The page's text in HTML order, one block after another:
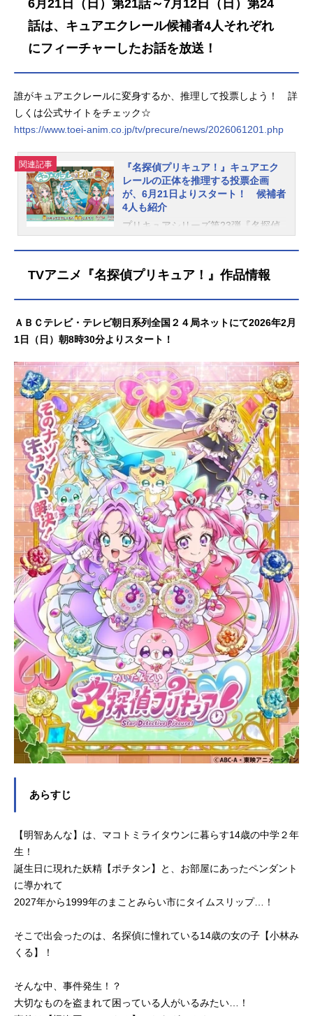
6月21日（日）第21話～7月12日（日）第24
話は、キュアエクレール候補者4人それぞれ
にフィーチャーしたお話を放送！
誰がキュアエクレールに変身するか、推理して投票しよう！ 詳
しくは公式サイトをチェック☆
https://www.toei-anim.co.jp/tv/precure/news/2026061201.php
関連記事
『名探偵プリキュア！』キュアエク
レールの正体を推理する投票企画
が、6月21日よりスタート！ 候補者
4人も紹介
プリキュアシリーズ第23弾『名探偵
026年2月1日（日）朝8時30分より放
エクレール編がスタートします！こ
のたび、そのキュアエクレールの正
体が誰なのかを推理して投票する、
ました。＜以下、公式発表の内容を
引用して掲載しています＞キュアエ
クレールの正体は誰!? 候補者は４
人、誰がキュアエクレールか推理し
て投票しよう！「名探偵プリキュ
ア！」キービジュアルにも描かれて
いるものの、謎に包まれたままだっ
たキュアエクレール。ずっと誰がキ
ュアエクレールか隠されてきました
が、ついに7月19日（日）放送の第2
5話で正体が明らかになります！キュ
アエクレールの候補者は、これまで
作品の中でも活躍している4人のキャ
ラクターたち。果たして4人の中の誰
がキュアエクレールに変身するの
か…？第25話までの、6月21日
（日）第21話～7月12日（日）第24
話にかけての全4話をじっくり観察し
て、誰がキュアエクレールになるか
みんなで一緒に推理しましょう！※B
SS山陰放送では6月28日（日）第21
話～7月19日（日）第24話の全4話で
す。候補者はこの4人！帆羽くれあ
（ほ...
TVアニメ『名探偵プリキュア！』作品情報
ＡＢＣテレビ・テレビ朝日系列全国２４局ネットにて2026年2月
1日（日）朝8時30分よりスタート！
あらすじ
【明智あんな】は、マコトミライタウンに暮らす14歳の中学２年
生！
誕生日に現れた妖精【ポチタン】と、お部屋にあったペンダント
に導かれて
2027年から1999年のまことみらい市にタイムスリップ…！
そこで出会ったのは、名探偵に憧れている14歳の女の子【小林み
くる】！
そんな中、事件発生！？
大切なものを盗まれて困っている人がいるみたい…！